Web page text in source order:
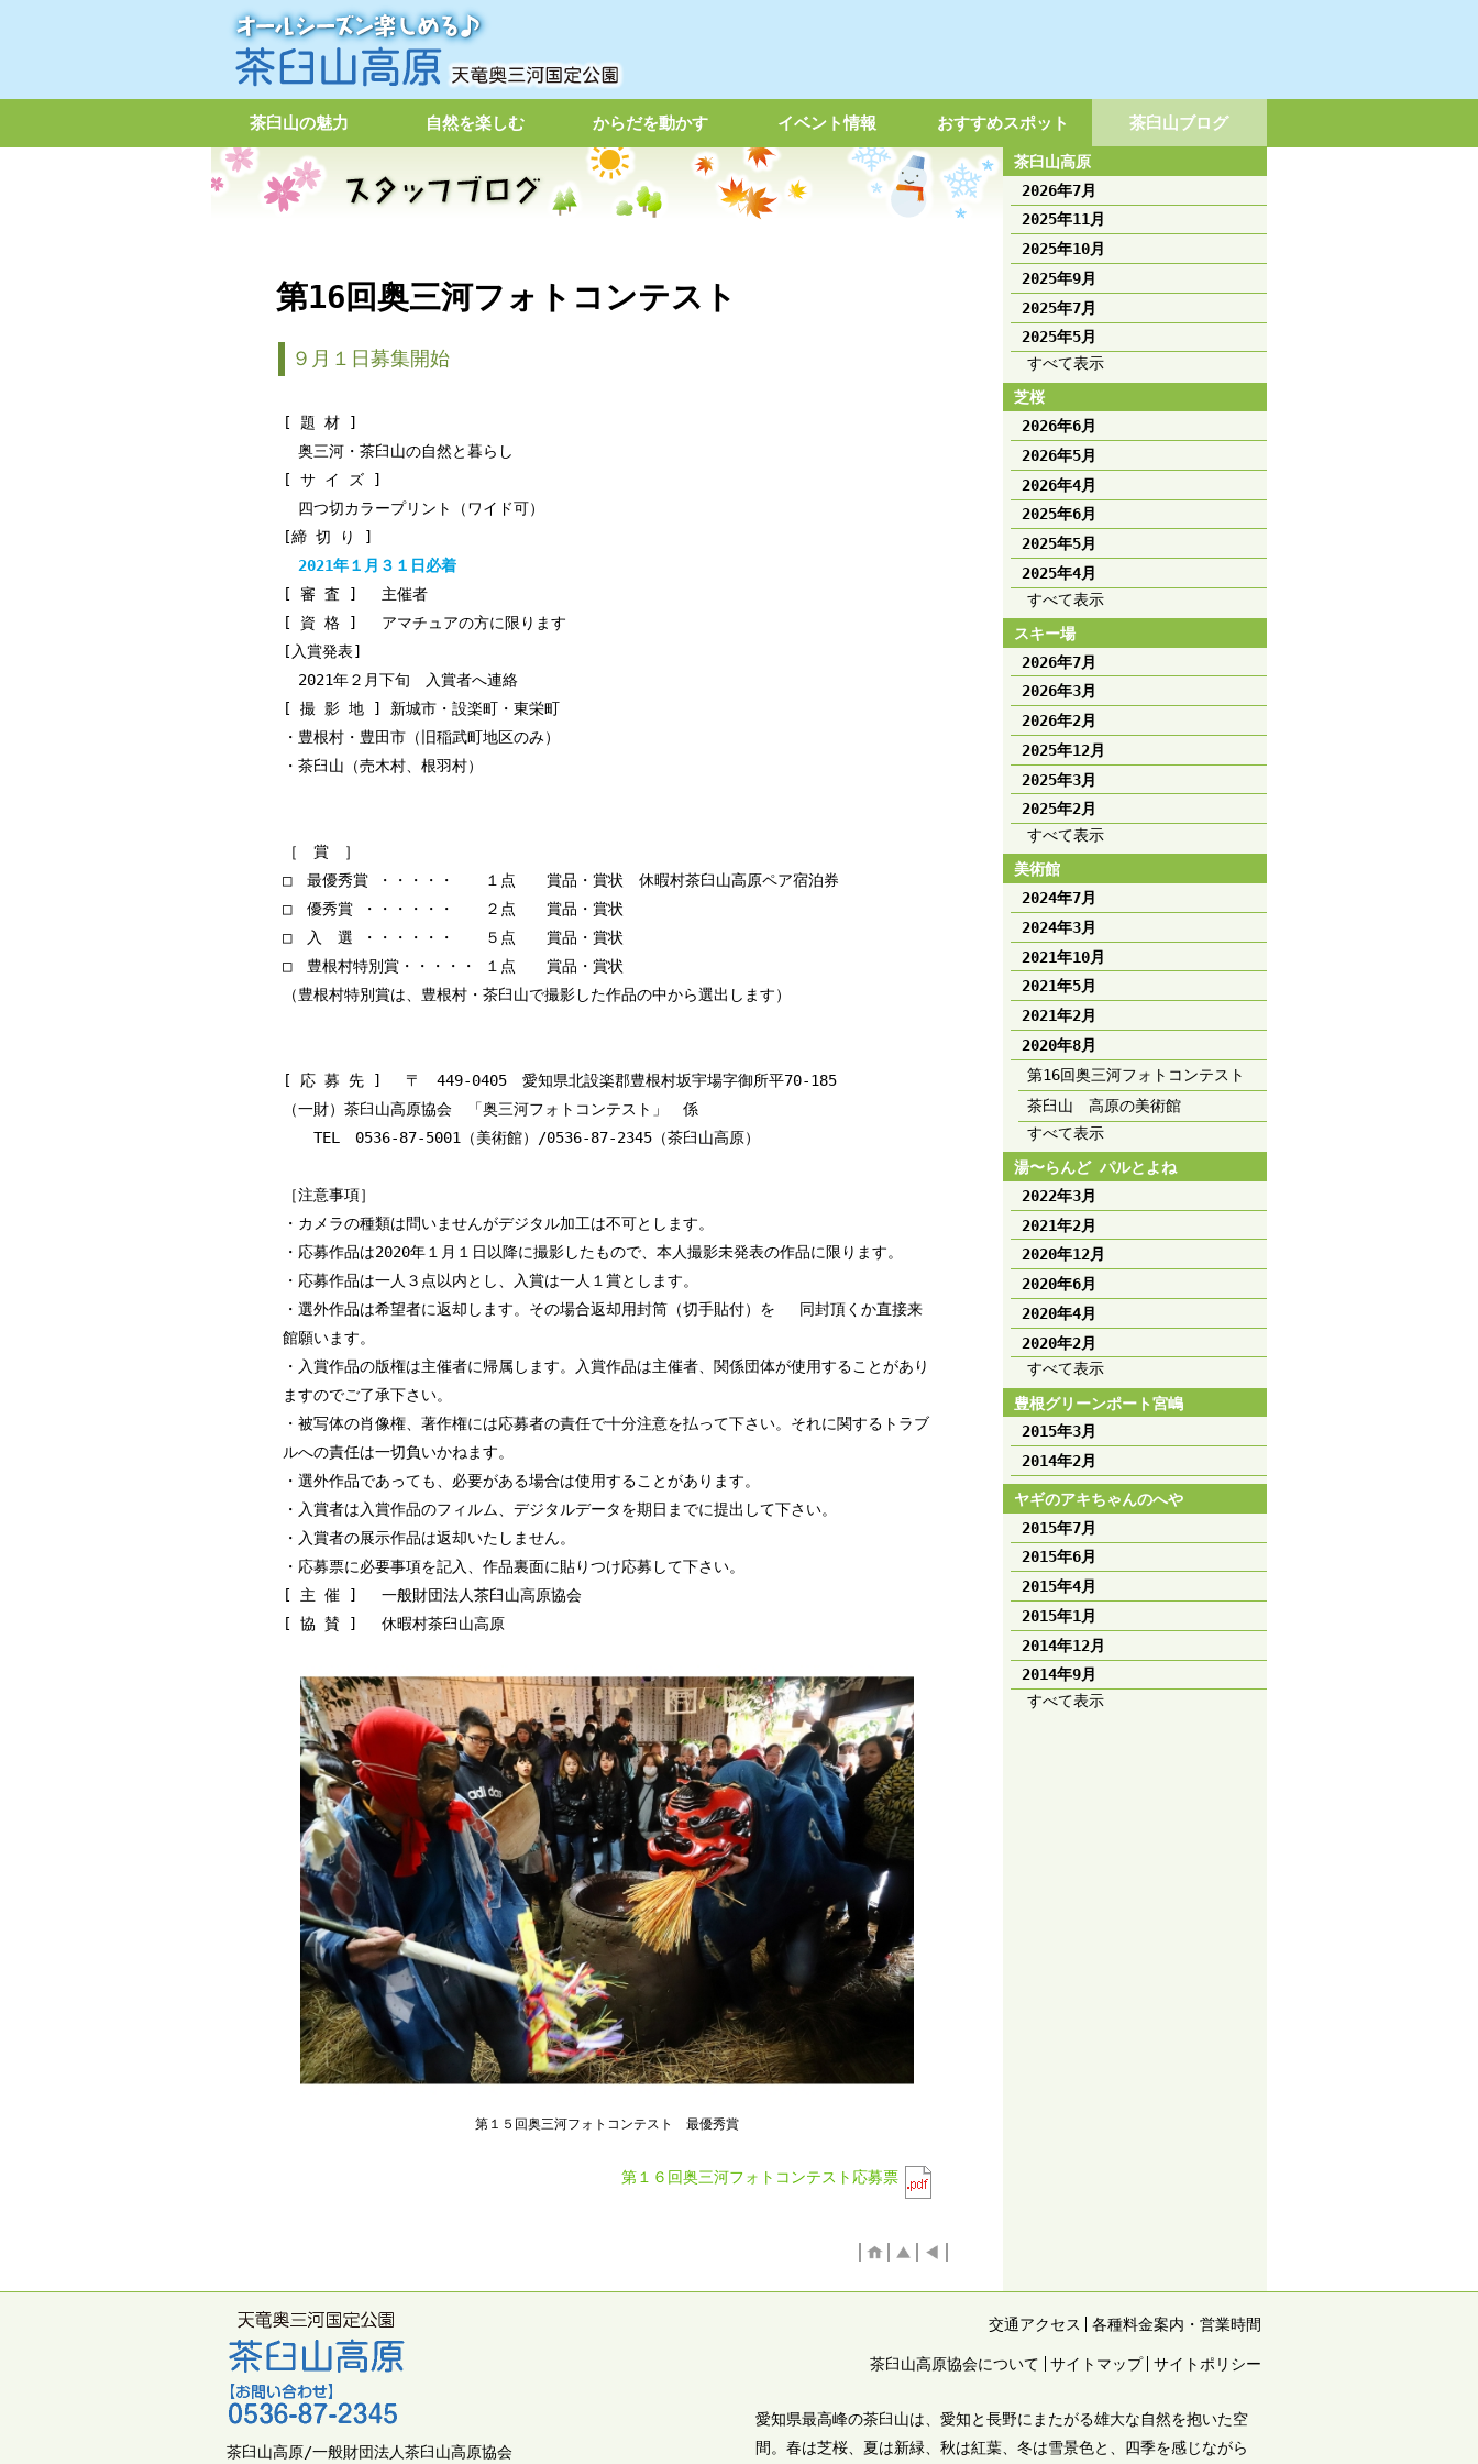
茶臼山の魅力 自然を楽しむ からだを動かす イベント情報 おすすめスポット 茶臼山ブログ
第16回奥三河フォトコンテスト
９月１日募集開始
[ 題 材 ]
奥三河・茶臼山の自然と暮らし
[ サ イ ズ ]
四つ切カラープリント（ワイド可）
[締 切 り ]
2021年１月３１日必着
[ 審 査 ] 主催者
[ 資 格 ] アマチュアの方に限ります
[入賞発表]
2021年２月下旬 入賞者へ連絡
[ 撮 影 地 ] 新城市・設楽町・東栄町
・豊根村・豊田市（旧稲武町地区のみ）
・茶臼山（売木村、根羽村）
［ 賞 ］
□ 最優秀賞 ・・・・・ １点 賞品・賞状 休暇村茶臼山高原ペア宿泊券
□ 優秀賞 ・・・・・・ ２点 賞品・賞状
□ 入 選 ・・・・・・ ５点 賞品・賞状
□ 豊根村特別賞・・・・・ １点 賞品・賞状
（豊根村特別賞は、豊根村・茶臼山で撮影した作品の中から選出します）
[ 応 募 先 ] 〒 449-0405 愛知県北設楽郡豊根村坂宇場字御所平70-185
（一財）茶臼山高原協会 「奥三河フォトコンテスト」 係
TEL 0536-87-5001（美術館）/0536-87-2345（茶臼山高原）
［注意事項］
・カメラの種類は問いませんがデジタル加工は不可とします。
・応募作品は2020年１月１日以降に撮影したもので、本人撮影未発表の作品に限ります。
・応募作品は一人３点以内とし、入賞は一人１賞とします。
・選外作品は希望者に返却します。その場合返却用封筒（切手貼付）を 同封頂くか直接来
館願います。
・入賞作品の版権は主催者に帰属します。入賞作品は主催者、関係団体が使用することがあり
ますのでご了承下さい。
・被写体の肖像権、著作権には応募者の責任で十分注意を払って下さい。それに関するトラブ
ルへの責任は一切負いかねます。
・選外作品であっても、必要がある場合は使用することがあります。
・入賞者は入賞作品のフィルム、デジタルデータを期日までに提出して下さい。
・入賞者の展示作品は返却いたしません。
・応募票に必要事項を記入、作品裏面に貼りつけ応募して下さい。
[ 主 催 ] 一般財団法人茶臼山高原協会
[ 協 賛 ] 休暇村茶臼山高原
第１５回奥三河フォトコンテスト 最優秀賞
第１６回奥三河フォトコンテスト応募票
茶臼山高原
2026年7月
2025年11月
2025年10月
2025年9月
2025年7月
2025年5月
すべて表示
芝桜
2026年6月
2026年5月
2026年4月
2025年6月
2025年5月
2025年4月
すべて表示
スキー場
2026年7月
2026年3月
2026年2月
2025年12月
2025年3月
2025年2月
すべて表示
美術館
2024年7月
2024年3月
2021年10月
2021年5月
2021年2月
2020年8月
第16回奥三河フォトコンテスト
茶臼山 高原の美術館
すべて表示
湯〜らんど パルとよね
2022年3月
2021年2月
2020年12月
2020年6月
2020年4月
2020年2月
すべて表示
豊根グリーンポート宮嶋
2015年3月
2014年2月
ヤギのアキちゃんのへや
2015年7月
2015年6月
2015年4月
2015年1月
2014年12月
2014年9月
すべて表示
茶臼山高原/一般財団法人茶臼山高原協会
交通アクセス 各種料金案内・営業時間
茶臼山高原協会について サイトマップ サイトポリシー
愛知県最高峰の茶臼山は、愛知と長野にまたがる雄大な自然を抱いた空
間。春は芝桜、夏は新緑、秋は紅葉、冬は雪景色と、四季を感じながら